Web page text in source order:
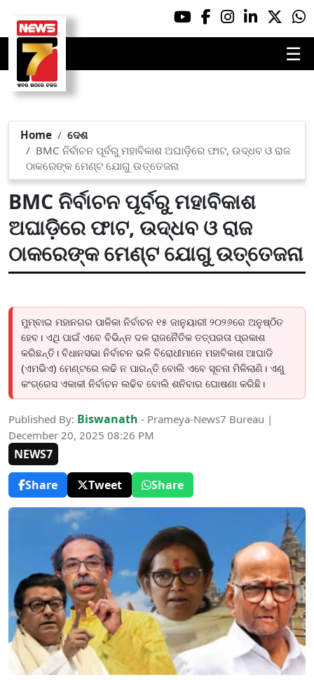
☰
Home
ଦେଶ
BMC ନିର୍ବାଚନ ପୂର୍ବରୁ ମହାବିକାଶ ଅଘାଡ଼ିରେ ଫାଟ, ଉଦ୍ଧବ ଓ ରାଜ
ଠାକରେଙ୍କ ମେଣ୍ଟ ଯୋଗୁ ଉତ୍ତେଜନା
BMC ନିର୍ବାଚନ ପୂର୍ବରୁ ମହାବିକାଶ
ଅଘାଡ଼ିରେ ଫାଟ, ଉଦ୍ଧବ ଓ ରାଜ
ଠାକରେଙ୍କ ମେଣ୍ଟ ଯୋଗୁ ଉତ୍ତେଜନା
ମୁମ୍ବାଇ ମହାନଗର ପାଳିକା ନିର୍ବାଚନ ୧୫ ଜାନୁୟାରୀ ୨୦୨୬ରେ ଅନୁଷ୍ଠିତ
ହେବ। ଏଥି ପାଇଁ ଏବେ ବିଭିନ୍ନ ଦଳ ରାଜନୈତିକ ତତ୍ପରତା ପ୍ରକାଶ
କରିଛନ୍ତି। ବିଧାନସଭା ନିର୍ବାଚନ ଭଳି ବିରୋଧୀମାନେ ମହାବିକାଶ ଆଘାଡି
(ଏମଭିଏ) ମେଣ୍ଟରେ ଲଢି ନ ପାରନ୍ତି ବୋଲି ଏବେ ସୂଚନା ମିଳିଲାଣି। ଏଣୁ
କଂଗ୍ରେସ ଏକାକୀ ନିର୍ବାଚନ ଲଢିବ ବୋଲି ଶନିବାର ଘୋଷଣା କରିଛି।
Published By: Biswanath - Prameya-News7 Bureau |
December 20, 2025 08:26 PM
NEWS7
Share
Tweet Share